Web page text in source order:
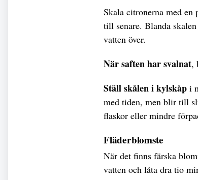
Skala citronerna med en
till senare. Blanda
vatten över.
När saften har svalnat,
Ställ skålen i kylskåp i
med tiden, men blir till
flaskor eller mindre
Fläderblomste
När det finns färska
vatten och låta dra tio